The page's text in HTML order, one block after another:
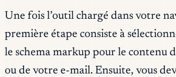
Une fois l’outil chargé dans votre
première étape consiste à
le schema markup pour le contenu
ou de votre e-mail. Ensuite, vous